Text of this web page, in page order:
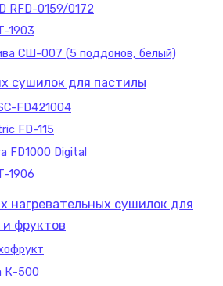
RFD-0159/0172
1903
СШ-007 (5 поддонов, белый)
сушилок для пастилы
FD421004
FD-115
FD1000 Digital
1906
нагревательных сушилок для
фруктов
К-500